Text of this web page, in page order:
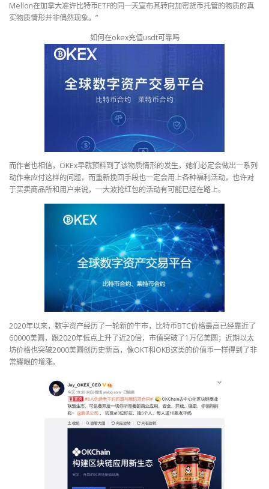
Mellon在加拿大准许比特币ETF的同一天宣布其转向加密货币托管的物质的真
实物质情形并非偶然现象。”
如何在okex充值usdt可靠吗
而作者也相信，OKEx早就预料到了该物质情形的发生，她们必定会做出一系列
动作来应付这样的问题，而重新挽回手段也一定会用上各种福利活动，也许对
于买卖商品所和用户来说，一大波抢红包的活动有可能已经在路上。
2020年以来，数字资产经历了一轮新的牛市，比特币BTC价格最高已经靠近了
60000美圆，跟2020年低点上升了近20倍，市值突破了1万亿美圆；近期以太
坊价格也突破2000美圆创历史新高，像OKT和OKB这类的价值币一样得到了非
常耀眼的增涨。